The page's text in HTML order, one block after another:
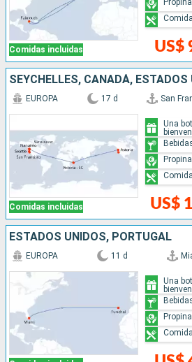
Comidas incluidas US$
Comidas incluidas
EUROPA 17 d San
US$
Una
ESTADOS UNIDOS, PORTUGAL
EUROPA 11 d
Una